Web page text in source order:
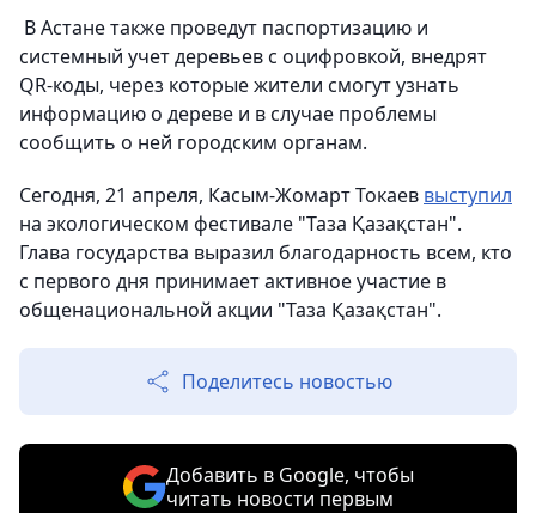
В Астане также проведут паспортизацию и
системный учет деревьев с оцифровкой, внедрят
QR-коды, через которые жители смогут узнать
информацию о дереве и в случае проблемы
сообщить о ней городским органам.
Cегодня, 21 апреля, Касым-Жомарт Токаев выступил
на экологическом фестивале "Таза Қазақстан".
Глава государства выразил благодарность всем, кто
с первого дня принимает активное участие в
общенациональной акции "Таза Қазақстан".
Поделитесь новостью
Добавить в Google, чтобы
читать новости первым